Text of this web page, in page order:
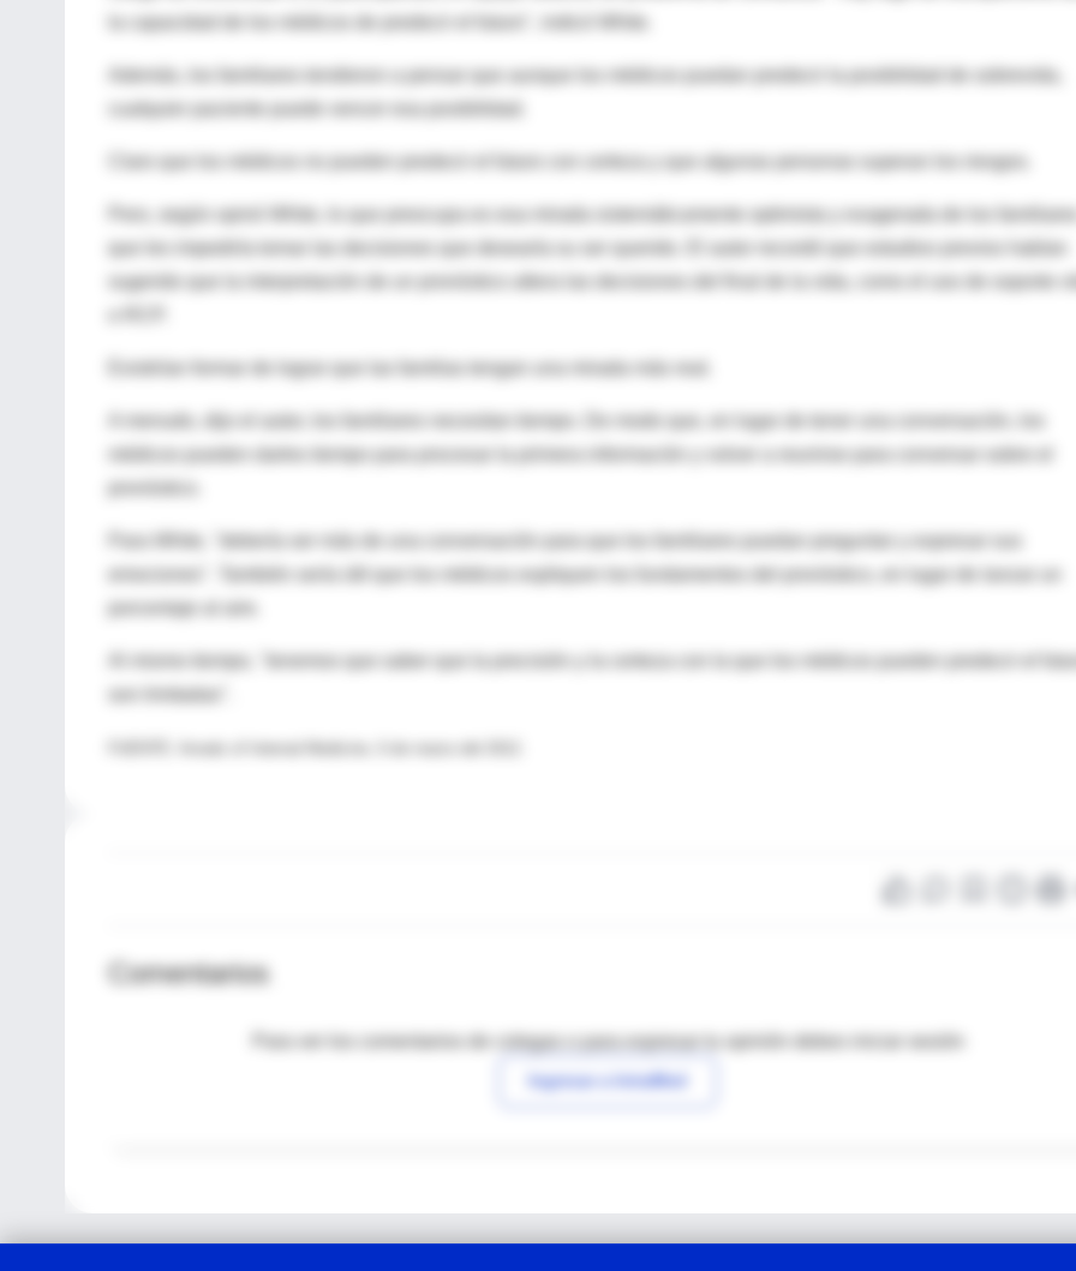
la capacidad de los médicos de predecir el futuro", indicó White.
Además, los familiares tendieron a pensar que aunque los médicos puedan predecir la posibilidad de sobrevida,
Claro que los médicos no pueden predecir el futuro con certeza y que algunas personas superan los riesgos.
Pero, según opinó White, lo que preocupa es esa mirada sistemáticamente optimista y exagerada de los familiares
que les impediría tomar las decisiones que desearía su ser querido. El autor recordó que estudios previos habían
sugerido que la interpretación de un pronóstico altera las decisiones del final de la vida, como el uso de soporte
Existirían formar de lograr que las familias tengan una mirada más real.
A menudo, dijo el autor, los familiares necesitan tiempo. De modo que, en lugar de tener una conversación, los
médicos pueden darles tiempo para procesar la primera información y volver a reunirse para conversar sobre el
Para White, "debería ser más de una conversación para que los familiares puedan preguntar y expresar sus
emociones". También sería útil que los médicos expliquen los fundamentos del pronóstico, en lugar de lanzar un
porcentaje al aire.
Al mismo tiempo, "tenemos que saber que la precisión y la certeza con la que los médicos pueden predecir el
Comentarios
Para ver los comentarios de colegas o para expresar tu opinión debes iniciar sesión
Ingresar a IntraMed